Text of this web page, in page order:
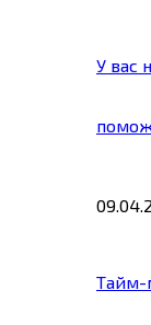
У вас
Тайм-